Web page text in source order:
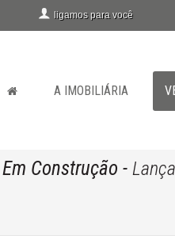
ligamos para você
A IMOBILIÁRIA
Construção -